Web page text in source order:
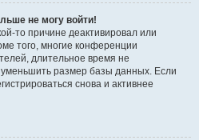
не могу войти!
то причине деактивировал или
того, многие конференции
длительное время не
размер базы данных. Если
снова и активнее